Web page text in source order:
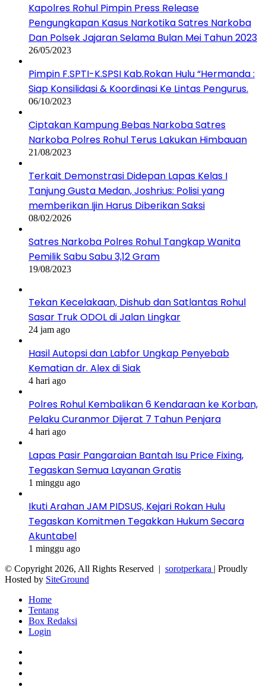
Kapolres Rohul Pimpin Press Release
Pengungkapan Kasus Narkotika Satres Narkoba
Dan Polsek Jajaran Selama Bulan Mei Tahun 2023
26/05/2023
Pimpin F.SPTI-K.SPSI Kab.Rokan Hulu “Hermanda :
Siap Konsilidasi & Koordinasi Ke Lintas Pengurus.
06/10/2023
Ciptakan Kampung Bebas Narkoba Satres
Narkoba Polres Rohul Terus Lakukan Himbauan
21/08/2023
Terkait Demonstrasi Didepan Lapas Kelas I
Tanjung Gusta Medan, Joshrius: Polisi yang
memberikan Ijin Harus Diberikan Saksi
08/02/2026
Satres Narkoba Polres Rohul Tangkap Wanita
Pemilik Sabu Sabu 3,12 Gram
19/08/2023
Tekan Kecelakaan, Dishub dan Satlantas Rohul
Sasar Truk ODOL di Jalan Lingkar
24 jam ago
Hasil Autopsi dan Labfor Ungkap Penyebab
Kematian dr. Alex di Siak
4 hari ago
Polres Rohul Kembalikan 6 Kendaraan ke Korban,
Pelaku Curanmor Dijerat 7 Tahun Penjara
4 hari ago
Lapas Pasir Pangaraian Bantah Isu Price Fixing,
Tegaskan Semua Layanan Gratis
1 minggu ago
Ikuti Arahan JAM PIDSUS, Kejari Rokan Hulu
Tegaskan Komitmen Tegakkan Hukum Secara
Akuntabel
1 minggu ago
© Copyright 2026, All Rights Reserved | sorotperkara | Proudly
Hosted by SiteGround
Home
Tentang
Box Redaksi
Login